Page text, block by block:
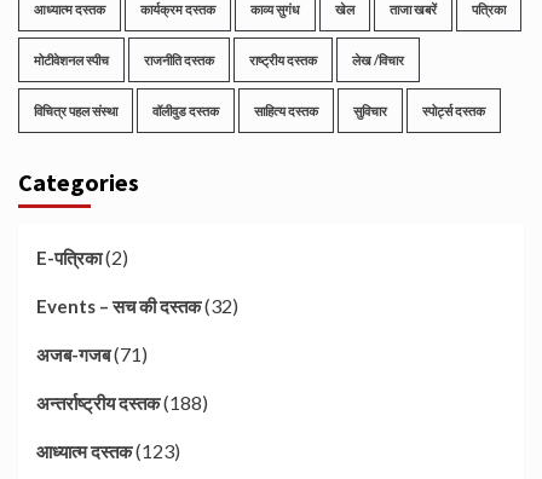
आध्यात्म दस्तक कार्यक्रम दस्तक काव्य सुगंध खेल ताजा खबरें पत्रिका
मोटीवेशनल स्पीच राजनीति दस्तक राष्ट्रीय दस्तक लेख /विचार
विचित्र पहल संस्था वॉलीवुड दस्तक साहित्य दस्तक सुविचार स्पोर्ट्स दस्तक
Categories
E-पत्रिका(2)
Events – सच की दस्तक(32)
अजब-गजब(71)
अन्तर्राष्ट्रीय दस्तक(188)
आध्यात्म दस्तक(123)